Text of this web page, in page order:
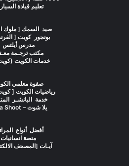
تعليم قيادة
صيد السمك [ ملوك
بونجور كويت [
مدرس أيلتس
مكتب ترجـمة
خدمات الكويت
صفوة معلمي
رياضيات الكويت [
خدمة البانشـر
يلا شوت – Yalla Shoot
أفضل أنواع
منصة انسانيات
آيـات [المصحف